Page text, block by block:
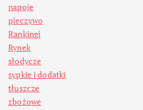
napoje
pieczywo
Rankingi
Rynek
słodycze
sypkie i dodatki
tłuszcze
zbożowe